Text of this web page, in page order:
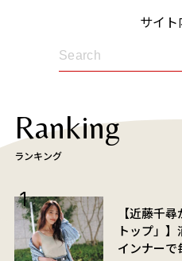
サイト
Ranking
ランキング
【近藤千
トップ」
インナーで